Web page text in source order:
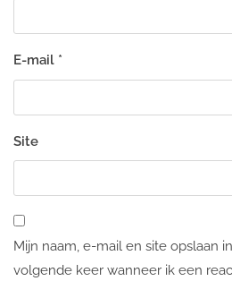
E-mail *
Site
Mijn naam, e-mail en site opslaan
volgende keer wanneer ik een